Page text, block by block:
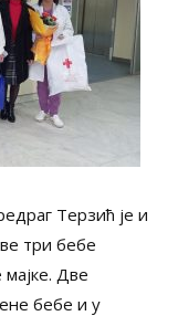
Терзић је и
три бебе
Две
бебе и у